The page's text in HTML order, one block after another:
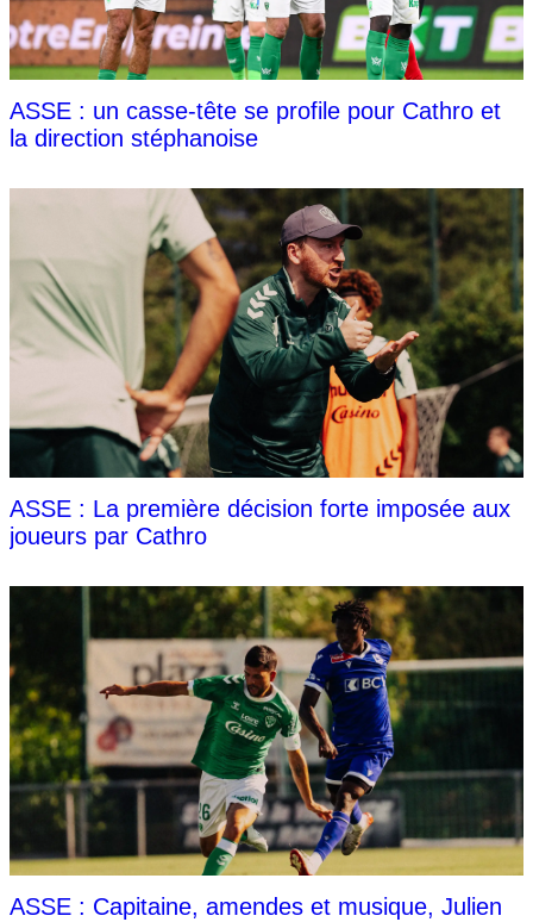
ASSE : un casse-tête se profile pour Cathro et
la direction stéphanoise
ASSE : La première décision forte imposée aux
joueurs par Cathro
ASSE : Capitaine, amendes et musique, Julien